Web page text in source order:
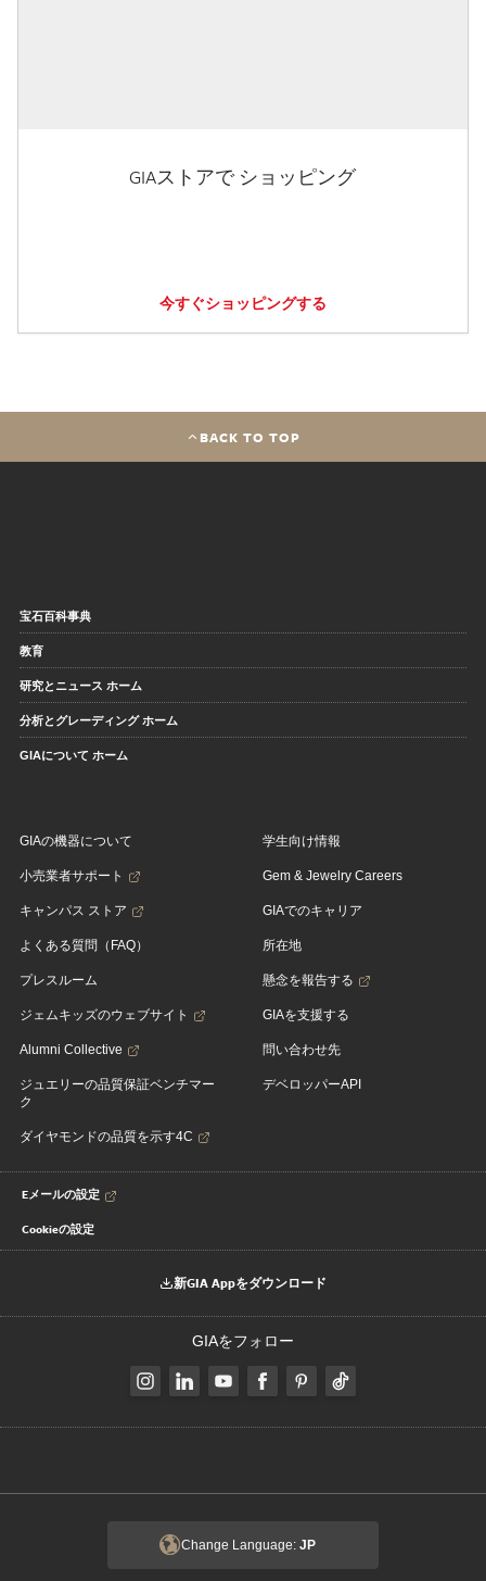
GIAストアで ショッピング
今すぐショッピングする
BACK TO TOP
宝石百科事典
教育
研究とニュース ホーム
分析とグレーディング ホーム
GIAについて ホーム
GIAの機器について
小売業者サポート
キャンパス ストア
よくある質問（FAQ）
プレスルーム
ジェムキッズのウェブサイト
Alumni Collective
ジュエリーの品質保証ベンチマー
ク
ダイヤモンドの品質を示す4C
学生向け情報
Gem & Jewelry Careers
GIAでのキャリア
所在地
懸念を報告する
GIAを支援する
問い合わせ先
デベロッパーAPI
Eメールの設定
Cookieの設定
新GIA Appをダウンロード
GIAをフォロー
Change Language: JP